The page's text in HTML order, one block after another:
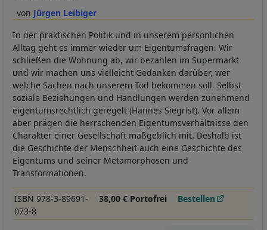
Jürgen Leibiger
In der praktischen Politik und in unserem persönlichen
Alltag geht es immer wieder um Eigentumsfragen. Wir
schließen die Wohnung ab, wir bezahlen im Supermarkt
und wir machen uns vielleicht Gedanken darüber, wer
welche Sachen nach unserem Tod bekommen soll. Selbst
soziale Beziehungen und Handlungen werden zunehmend
eigentumsrechtlich geregelt (Hannes Siegrist). Vor allem
aber prägen die herrschenden Eigentumsverhältnisse den
Charakter einer Gesellschaft maßgeblich mit. Deshalb ist
die Geschichte der Menschheit auch eine Geschichte des
Eigentums und seiner Metamorphosen und
Transformationen.
ISBN 978-3-89691-
073-8
38,00 € Portofrei Bestellen